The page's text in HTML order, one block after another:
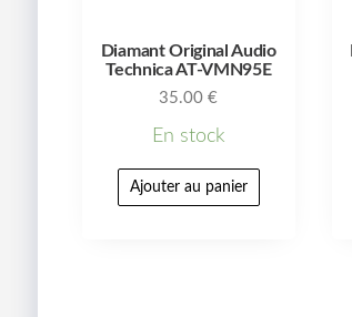
Diamant Original Audio
Technica AT-VMN95E
35.00€
En stock
Ajouter au panier